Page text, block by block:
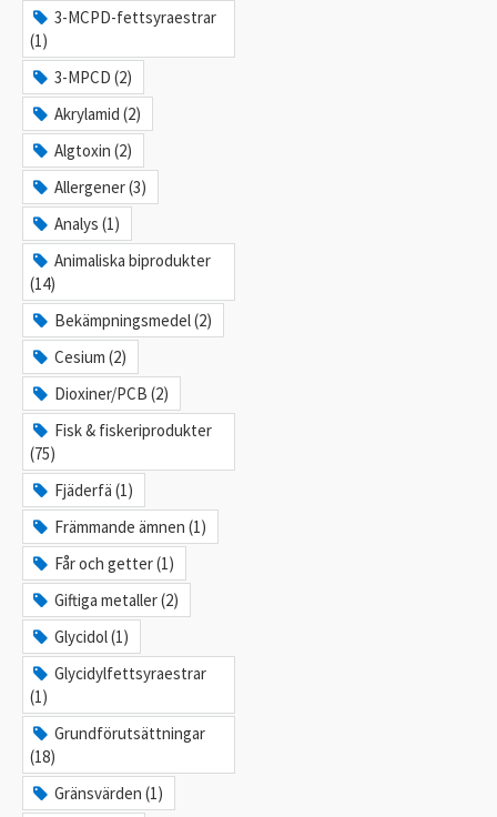
3-MCPD-fettsyraestrar
(1)
3-MPCD (2)
Akrylamid (2)
Algtoxin (2)
Allergener (3)
Analys (1)
Animaliska biprodukter
(14)
Bekämpningsmedel (2)
Cesium (2)
Dioxiner/PCB (2)
Fisk & fiskeriprodukter
(75)
Fjäderfä (1)
Främmande ämnen (1)
Får och getter (1)
Giftiga metaller (2)
Glycidol (1)
Glycidylfettsyraestrar
(1)
Grundförutsättningar
(18)
Gränsvärden (1)